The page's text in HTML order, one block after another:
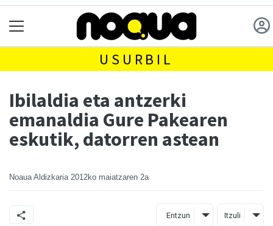
USURBIL
Ibilaldia eta antzerki
emanaldia Gure Pakearen
eskutik, datorren astean
Noaua Aldizkaria 2012ko maiatzaren 2a
Entzun Itzuli